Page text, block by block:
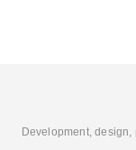
Development,